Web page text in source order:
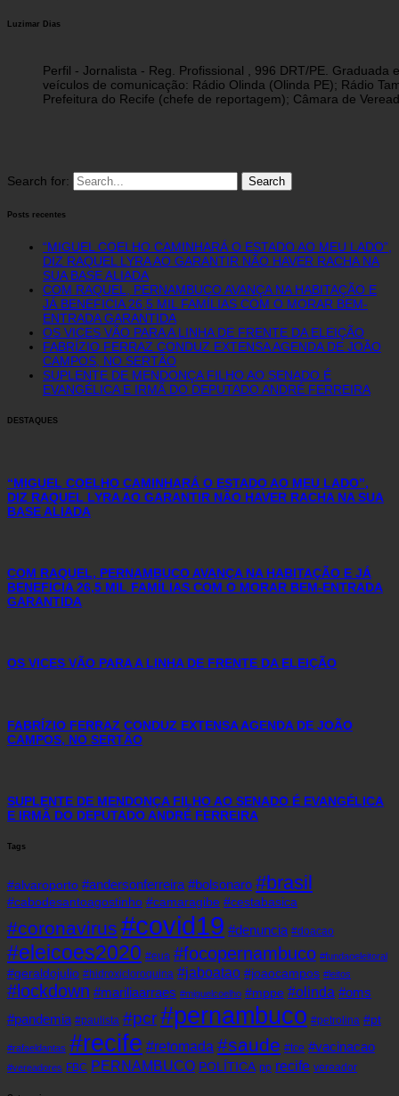
Luzimar Dias
Perfil - Jornalista - Reg. Profissional , 996 DRT/PE.
veículos de comunicação: Rádio Olinda (Olinda PE); Rádio
Prefeitura do Recife (chefe de reportagem); Câmara de
Search for:
Posts recentes
“MIGUEL COELHO CAMINHARÁ O ESTADO AO MEU LADO”,
DIZ RAQUEL LYRA AO GARANTIR NÃO HAVER RACHA NA
SUA BASE ALIADA
COM RAQUEL, PERNAMBUCO AVANÇA NA HABITAÇÃO E
JÁ BENEFICIA 26,5 MIL FAMÍLIAS COM O MORAR BEM-
ENTRADA GARANTIDA
OS VICES VÃO PARA A LINHA DE FRENTE DA ELEIÇÃO
FABRÍZIO FERRAZ CONDUZ EXTENSA AGENDA DE JOÃO
CAMPOS, NO SERTÃO
SUPLENTE DE MENDONÇA FILHO AO SENADO É
EVANGÉLICA E IRMÃ DO DEPUTADO ANDRÉ FERREIRA
DESTAQUES
“MIGUEL COELHO CAMINHARÁ O ESTADO AO MEU LADO”,
DIZ RAQUEL LYRA AO GARANTIR NÃO HAVER RACHA NA SUA
BASE ALIADA
COM RAQUEL, PERNAMBUCO AVANÇA NA HABITAÇÃO E JÁ
BENEFICIA 26,5 MIL FAMÍLIAS COM O MORAR BEM-ENTRADA
GARANTIDA
OS VICES VÃO PARA A LINHA DE FRENTE DA ELEIÇÃO
FABRÍZIO FERRAZ CONDUZ EXTENSA AGENDA DE JOÃO
CAMPOS, NO SERTÃO
SUPLENTE DE MENDONÇA FILHO AO SENADO É EVANGÉLICA
E IRMÃ DO DEPUTADO ANDRÉ FERREIRA
Tags
#alvaroporto #andersonferreira #bolsonaro #brasil
#cabodesantoagostinho #camaragibe #cestabasica
#coronavirus #covid19 #denuncia #doacao
#eleicoes2020 #eua #focopernambuco #fundaoeleitoral
#geraldojulio #hidroxicloroquina #jaboatao #joaocampos #leitos
#lockdown #mariliaarraes #miguelcoelho #mppe #olinda #oms
#pandemia #paulista #pcr#pernambuco #petrolina #pt
#rafaeldantas #recife #retomada #saude #tce #vacinacao
#vereadores FBC PERNAMBUCO POLÍTICA pp recife vereador